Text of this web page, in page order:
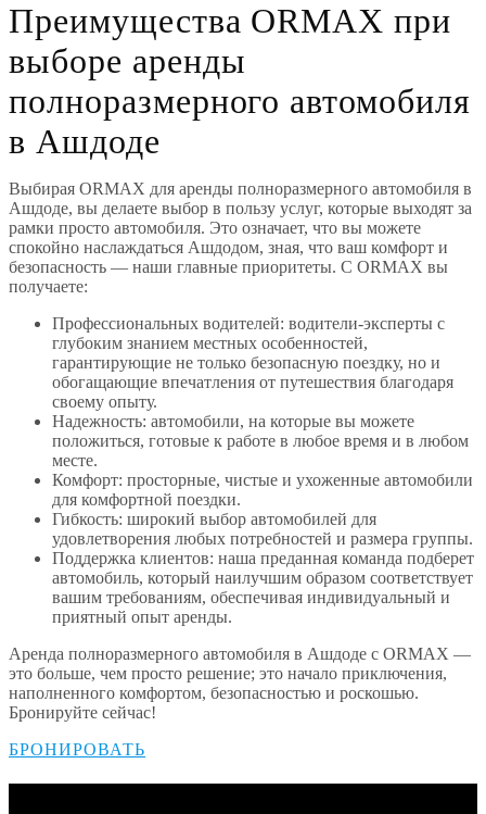
Преимущества ORMAX при
выборе аренды
полноразмерного автомобиля
в Ашдоде
Выбирая ORMAX для аренды полноразмерного автомобиля в
Ашдоде, вы делаете выбор в пользу услуг, которые выходят за
рамки просто автомобиля. Это означает, что вы можете
спокойно наслаждаться Ашдодом, зная, что ваш комфорт и
безопасность — наши главные приоритеты. С ORMAX вы
получаете:
Профессиональных водителей: водители-эксперты с
глубоким знанием местных особенностей,
гарантирующие не только безопасную поездку, но и
обогащающие впечатления от путешествия благодаря
своему опыту.
Надежность: автомобили, на которые вы можете
положиться, готовые к работе в любое время и в любом
месте.
Комфорт: просторные, чистые и ухоженные автомобили
для комфортной поездки.
Гибкость: широкий выбор автомобилей для
удовлетворения любых потребностей и размера группы.
Поддержка клиентов: наша преданная команда подберет
автомобиль, который наилучшим образом соответствует
вашим требованиям, обеспечивая индивидуальный и
приятный опыт аренды.
Аренда полноразмерного автомобиля в Ашдоде с ORMAX —
это больше, чем просто решение; это начало приключения,
наполненного комфортом, безопасностью и роскошью.
Бронируйте сейчас!
БРОНИРОВАТЬ